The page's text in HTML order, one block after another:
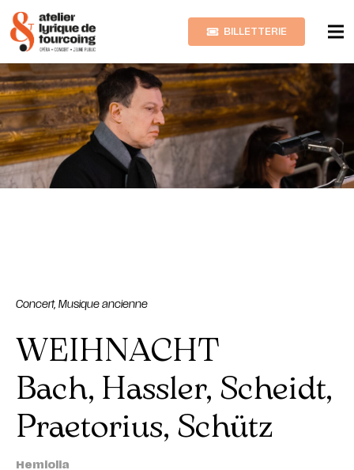
BILLETTERIE
Concert, Musique ancienne
WEIHNACHT
Bach, Hassler, Scheidt,
Praetorius, Schütz
Hemiolia